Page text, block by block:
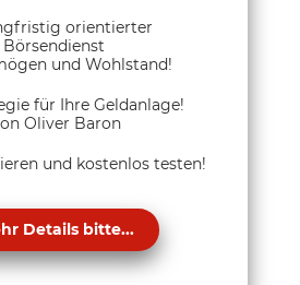
orientierter
Börsendienst
und Wohlstand!
für Ihre Geldanlage!
Oliver Baron
und kostenlos testen!
Details bitte...